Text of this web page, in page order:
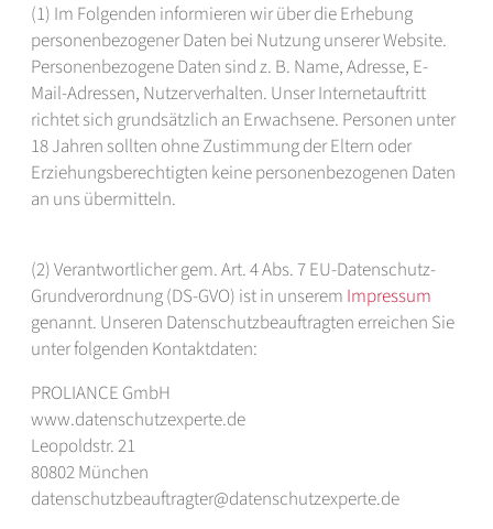
(1) Im Folgenden informieren wir über die Erhebung
personenbezogener Daten bei Nutzung unserer Website.
Personenbezogene Daten sind z. B. Name, Adresse, E-
Mail-Adressen, Nutzerverhalten. Unser Internetauftritt
richtet sich grundsätzlich an Erwachsene. Personen unter
18 Jahren sollten ohne Zustimmung der Eltern oder
Erziehungsberechtigten keine personenbezogenen Daten
an uns übermitteln.
(2) Verantwortlicher gem. Art. 4 Abs. 7 EU-Datenschutz-
Grundverordnung (DS-GVO) ist in unserem Impressum
genannt. Unseren Datenschutzbeauftragten erreichen Sie
unter folgenden Kontaktdaten:
PROLIANCE GmbH
www.datenschutzexperte.de
Leopoldstr. 21
80802 München
datenschutzbeauftragter@datenschutzexperte.de